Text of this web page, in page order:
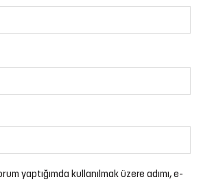
yaptığımda kullanılmak üzere adımı, e-